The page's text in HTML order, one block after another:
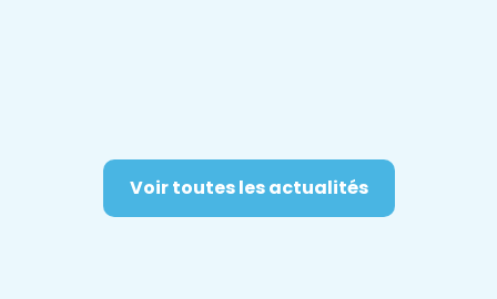
Voir toutes les actualités